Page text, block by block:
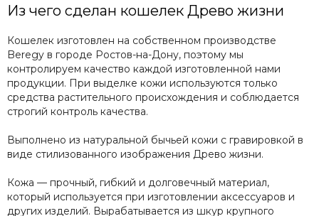
Из чего сделан кошелек Древо жизни
Кошелек изготовлен на собственном производстве
Beregy в городе Ростов-на-Дону, поэтому мы
контролируем качество каждой изготовленной нами
продукции. При выделке кожи используются только
средства растительного происхождения и соблюдается
строгий контроль качества.
Выполнено из натуральной бычьей кожи с гравировкой в
виде стилизованного изображения Древо жизни.
Кожа — прочный, гибкий и долговечный материал,
который используется при изготовлении аксессуаров и
других изделий. Вырабатывается из шкур крупного